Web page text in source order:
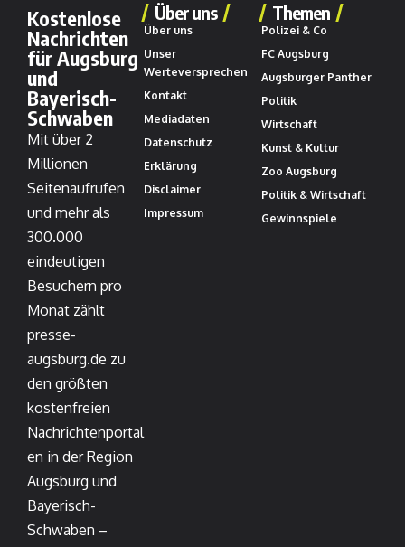
Kostenlose
Nachrichten
für Augsburg
und
Bayerisch-
Schwaben
Mit über 2
Millionen
Seitenaufrufen
und mehr als
300.000
eindeutigen
Besuchern pro
Monat zählt
presse-
augsburg.de zu
den größten
kostenfreien
Nachrichtenportal
en in der Region
Augsburg und
Bayerisch-
Schwaben –
Über uns
Über uns
Unser
Werteversprechen
Kontakt
Mediadaten
Datenschutz
Erklärung
Disclaimer
Impressum
Themen
Polizei & Co
FC Augsburg
Augsburger Panther
Politik
Wirtschaft
Kunst & Kultur
Zoo Augsburg
Politik & Wirtschaft
Gewinnspiele